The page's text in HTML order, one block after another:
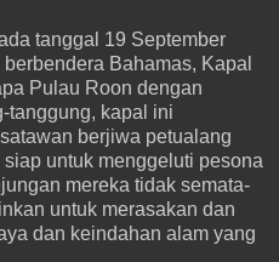
tanggal 19 September
Bahamas, Kapal
Pulau Roon dengan
tanggung, kapal ini
berjiwa petualang
untuk menggeluti pesona
mereka tidak semata-
untuk merasakan dan
dan keindahan alam yang